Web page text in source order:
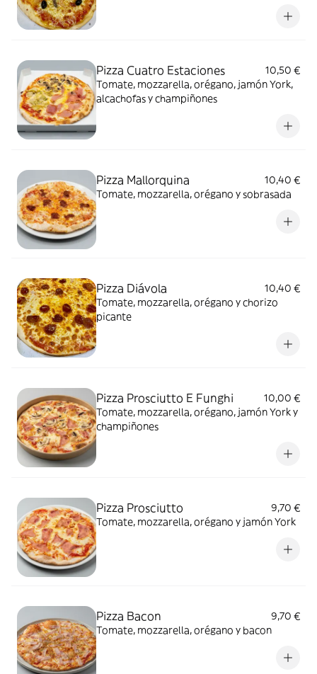
Pizza Cuatro Estaciones
10,50 €
Tomate, mozzarella, orégano, jamón York,
alcachofas y champiñones
Pizza Mallorquina
10,40 €
Tomate, mozzarella, orégano y sobrasada
Pizza Diávola
10,40 €
Tomate, mozzarella, orégano y chorizo
picante
Pizza Prosciutto E Funghi
10,00 €
Tomate, mozzarella, orégano, jamón York y
champiñones
Pizza Prosciutto
9,70 €
Tomate, mozzarella, orégano y jamón York
Pizza Bacon
9,70 €
Tomate, mozzarella, orégano y bacon